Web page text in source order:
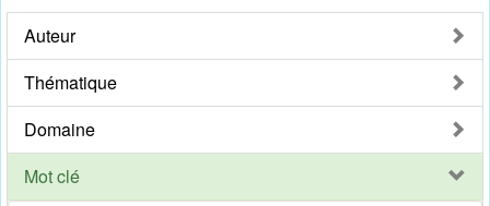
Auteur
Thématique
Domaine
Mot clé